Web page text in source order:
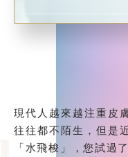
現代人越來越注重皮
往往都不陌生，但是
「水飛梭」，您試過